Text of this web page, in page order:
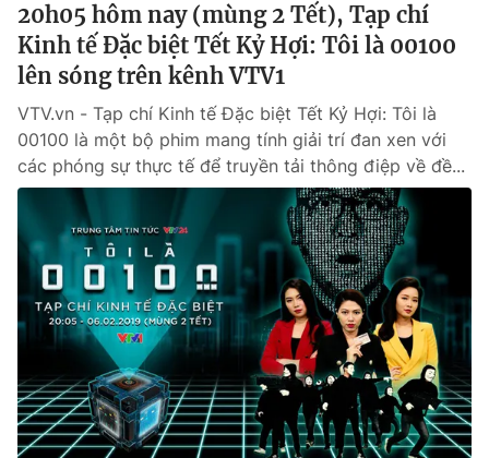
20h05 hôm nay (mùng 2 Tết), Tạp chí
Kinh tế Đặc biệt Tết Kỷ Hợi: Tôi là 00100
lên sóng trên kênh VTV1
VTV.vn - Tạp chí Kinh tế Đặc biệt Tết Kỷ Hợi: Tôi là
00100 là một bộ phim mang tính giải trí đan xen với
các phóng sự thực tế để truyền tải thông điệp về đề...